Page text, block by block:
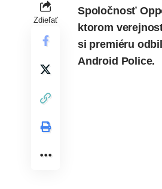
Zdieľať
Spoločnosť
ktorom
si premiéru
Android Police.